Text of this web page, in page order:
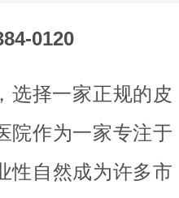
0120
选择一家正规的皮
院作为一家专注于
性自然成为许多市